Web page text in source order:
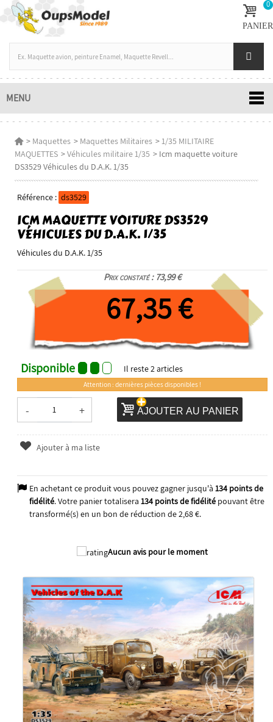
0
PANIER
MENU
> Maquettes > Maquettes Militaires >1/35 MILITAIRE
MAQUETTES >Véhicules militaire 1/35 > Icm maquette voiture
DS3529 Véhicules du D.A.K. 1/35
Référence : ds3529
ICM MAQUETTE VOITURE DS3529
VÉHICULES DU D.A.K. 1/35
Véhicules du D.A.K. 1/35
Prix constaté : 73,99 €
67,35 €
Disponible Il reste2articles
Attention : dernières pièces disponibles !
- + AJOUTER AU PANIER
Ajouter à ma liste
En achetant ce produit vous pouvez gagner jusqu'à 134points de
fidélité. Votre panier totalisera 134points de fidélitépouvant être
transformé(s) en un bon de réduction de2,68 €.
Aucun avis pour le moment
2025